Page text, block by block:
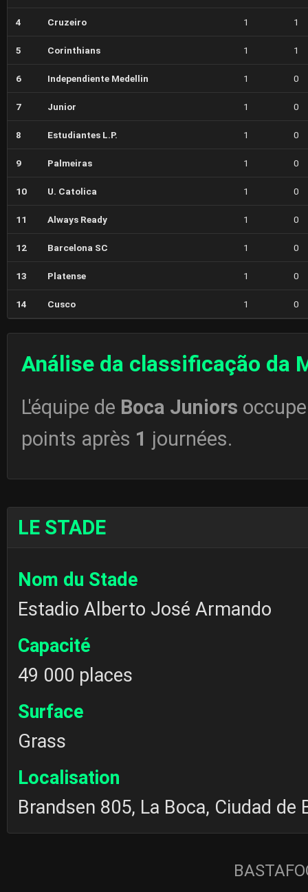
4 Cruzeiro 1 1
5 Corinthians 1 1
6 Independiente Medellin 1 0
7 Junior 1 0
8 Estudiantes L.P. 1 0
9 Palmeiras 1 0
10 U. Catolica 1 0
11 Always Ready 1 0
12 Barcelona SC 1 0
13 Platense 1 0
14 Cusco 1 0
Análise da classificação da
L'équipe de Boca Juniors
points après 1 journées.
LE STADE
Nom du Stade
Estadio Alberto José Armando
Capacité
49 000 places
Surface
Grass
Localisation
Brandsen 805, La Boca, Ciudad de